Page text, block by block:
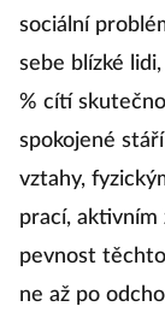
sociální
sebe blízké
% cítí
spokojené
vztahy,
prací, aktivním
pevnost
ne až po